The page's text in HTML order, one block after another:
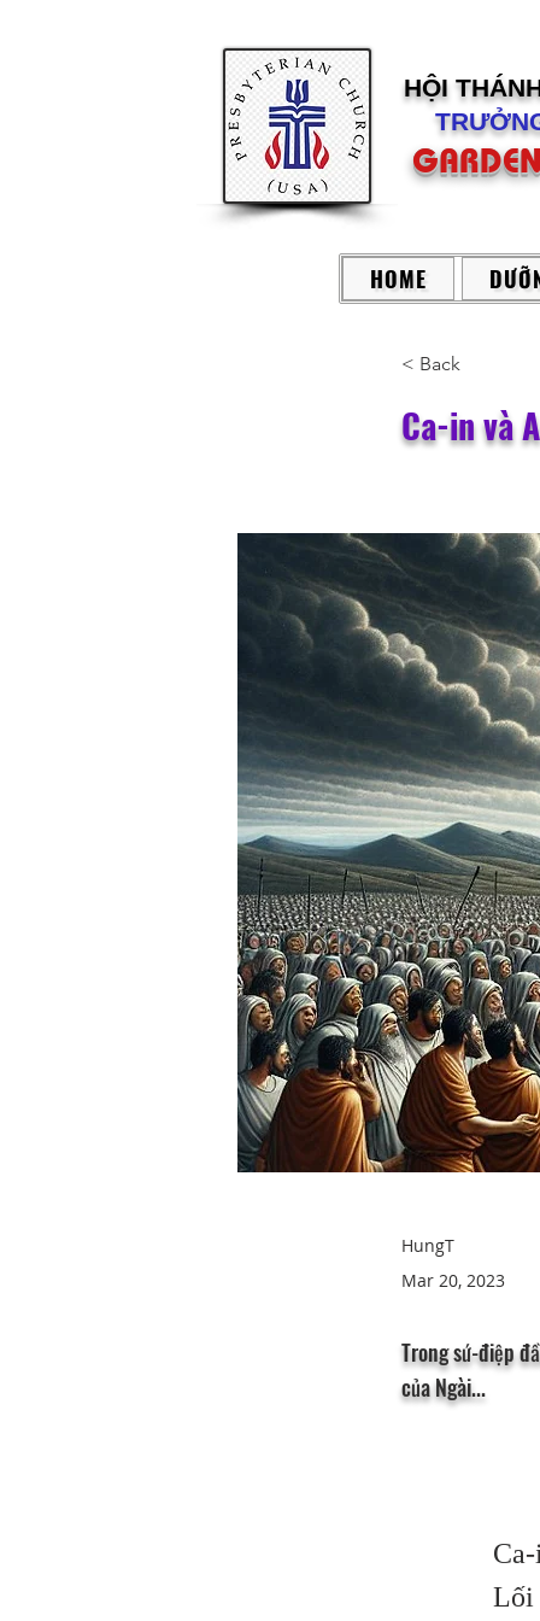
HỘI
HOME
< Back
Ca-in và
HungT
Mar 20, 2023
Trong sứ-điệp
của Ngài...
Lối